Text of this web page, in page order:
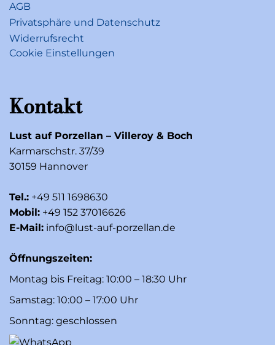
AGB
Privatsphäre und Datenschutz
Widerrufsrecht
Cookie Einstellungen
Kontakt
Lust auf Porzellan – Villeroy & Boch
Karmarschstr. 37/39
30159 Hannover
Tel.: +49 511 1698630
Mobil: +49 152 37016626
E-Mail: info@lust-auf-porzellan.de
Öffnungszeiten:
Montag bis Freitag: 10:00 – 18:30 Uhr
Samstag: 10:00 – 17:00 Uhr
Sonntag: geschlossen